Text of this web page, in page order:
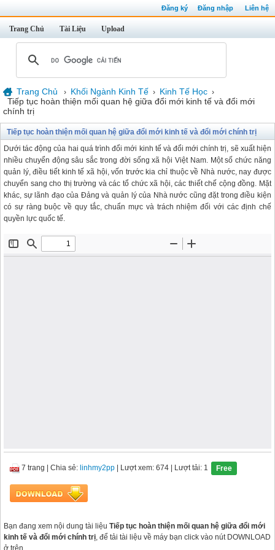
Đăng ký Đăng nhập Liên hệ
Trang Chủ Tài Liệu Upload
Trang Chủ › Khối Ngành Kinh Tế › Kinh Tế Học ›
Tiếp tục hoàn thiện mối quan hệ giữa đổi mới kinh tế và đổi mới
chính trị
Tiếp tục hoàn thiện mối quan hệ giữa đổi mới kinh tế và đổi mới chính trị
Dưới tác động của hai quá trình đổi mới kinh tế và đổi mới chính trị, sẽ xuất hiện
nhiều chuyển động sâu sắc trong đời sống xã hội Việt Nam. Một số chức năng
quản lý, điều tiết kinh tế xã hội, vốn trước kia chỉ thuộc về Nhà nước, nay được
chuyển sang cho thị trường và các tổ chức xã hội, các thiết chế cộng đồng. Mặt
khác, sự lãnh đạo của Đảng và quản lý của Nhà nước cũng đặt trong điều kiện
có sự ràng buộc về quy tắc, chuẩn mực và trách nhiệm đối với các định chế
quyền lực quốc tế.
7 trang Chia sẻ: linhmy2pp | Lượt xem: 674 | Lượt tải: 1 Free
Bạn đang xem nội dung tài liệu Tiếp tục hoàn thiện mối quan hệ giữa đổi mới
kinh tế và đổi mới chính trị, để tải tài liệu về máy bạn click vào nút DOWNLOAD
ở trên